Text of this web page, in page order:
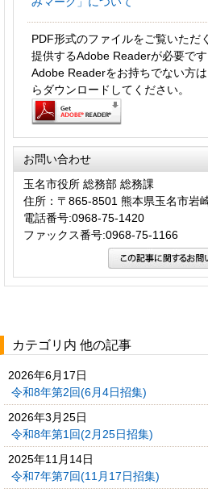
PDF形式のファイルをご覧いただ
提供するAdobe Readerが必要です
Adobe Readerをお持ちでない方
らダウンロードしてください。
お問い合わせ
玉名市役所 総務部 総務課
住所：〒865-8501 熊本県玉名市岩
電話番号:0968-75-1420
ファックス番号:0968-75-1166
カテゴリ内 他の記事
2026年6月17日
令和8年第2回(6月4日招集)
2026年3月25日
令和8年第1回(2月25日招集)
2025年11月14日
令和7年第7回(11月17日招集)